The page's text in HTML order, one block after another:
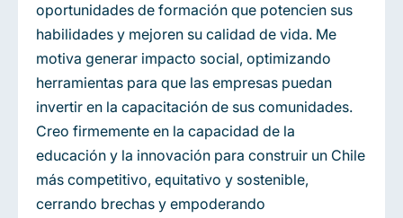
oportunidades de formación que potencien sus
habilidades y mejoren su calidad de vida. Me
motiva generar impacto social, optimizando
herramientas para que las empresas puedan
invertir en la capacitación de sus comunidades.
Creo firmemente en la capacidad de la
educación y la innovación para construir un Chile
más competitivo, equitativo y sostenible,
cerrando brechas y empoderando